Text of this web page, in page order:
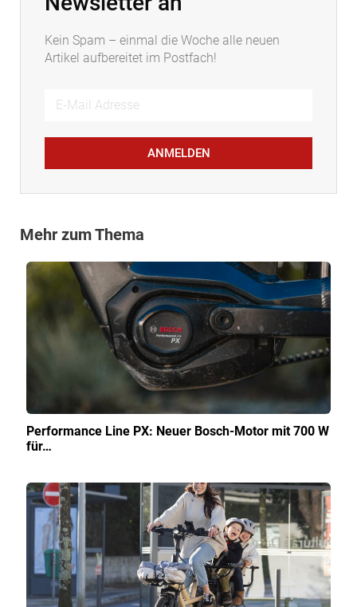
Kein Spam – einmal die Woche alle neuen
Artikel aufbereitet im Postfach!
ANMELDEN
Mehr zum Thema
Performance Line PX: Neuer Bosch-Motor mit 700 W
für…